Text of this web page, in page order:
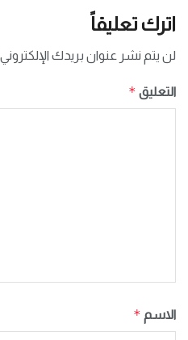
اترك تعليقاً
لن يتم نشر عنوان بريدك الإلكتروني.
التعليق*
الاسم*